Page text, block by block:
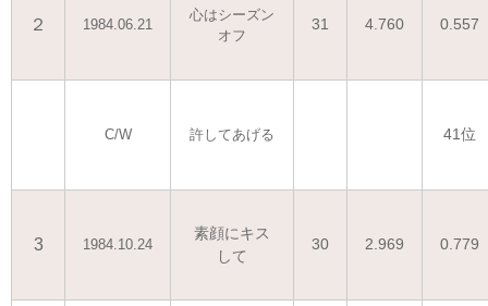
２ 1984.06.21
心はシーズン
オフ
31 4.760 0.557
C/W 許してあげる 41位
3 1984.10.24
素顔にキス
して
30 2.969 0.779